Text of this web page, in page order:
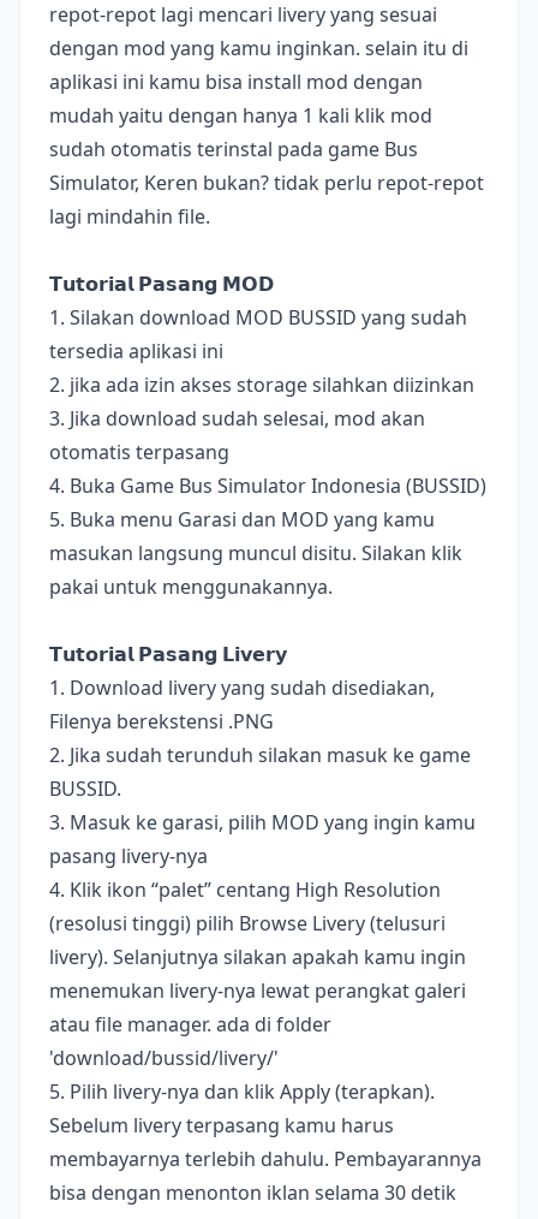
repot-repot lagi mencari livery yang sesuai
dengan mod yang kamu inginkan. selain itu di
aplikasi ini kamu bisa install mod dengan
mudah yaitu dengan hanya 1 kali klik mod
sudah otomatis terinstal pada game Bus
Simulator, Keren bukan? tidak perlu repot-repot
lagi mindahin file.
𝗧𝘂𝘁𝗼𝗿𝗶𝗮𝗹 𝗣𝗮𝘀𝗮𝗻𝗴 𝗠𝗢𝗗
1. Silakan download MOD BUSSID yang sudah
tersedia aplikasi ini
2. jika ada izin akses storage silahkan diizinkan
3. Jika download sudah selesai, mod akan
otomatis terpasang
4. Buka Game Bus Simulator Indonesia (BUSSID)
5. Buka menu Garasi dan MOD yang kamu
masukan langsung muncul disitu. Silakan klik
pakai untuk menggunakannya.
𝗧𝘂𝘁𝗼𝗿𝗶𝗮𝗹 𝗣𝗮𝘀𝗮𝗻𝗴 𝗟𝗶𝘃𝗲𝗿𝘆
1. Download livery yang sudah disediakan,
Filenya berekstensi .PNG
2. Jika sudah terunduh silakan masuk ke game
BUSSID.
3. Masuk ke garasi, pilih MOD yang ingin kamu
pasang livery-nya
4. Klik ikon “palet” centang High Resolution
(resolusi tinggi) pilih Browse Livery (telusuri
livery). Selanjutnya silakan apakah kamu ingin
menemukan livery-nya lewat perangkat galeri
atau file manager. ada di folder
'download/bussid/livery/'
5. Pilih livery-nya dan klik Apply (terapkan).
Sebelum livery terpasang kamu harus
membayarnya terlebih dahulu. Pembayarannya
bisa dengan menonton iklan selama 30 detik